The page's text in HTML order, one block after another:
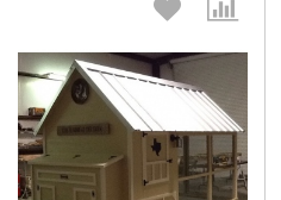
Выберите количество: